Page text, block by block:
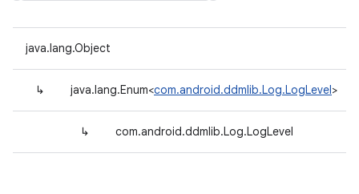
java.lang.Object
↳ java.lang.Enum<com.android.ddmlib.Log.LogLevel>
↳ com.android.ddmlib.Log.LogLevel